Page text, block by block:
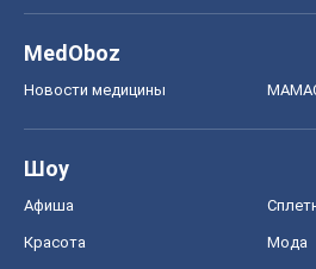
MedOboz
Новости медицины
Шоу
Афиша
Красота Мода